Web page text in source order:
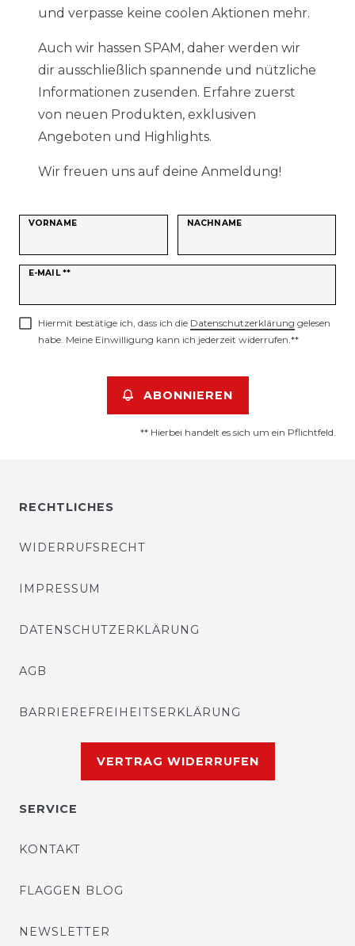
und verpasse keine coolen Aktionen mehr.
Auch wir hassen SPAM, daher werden wir
dir ausschließlich spannende und nützliche
Informationen zusenden. Erfahre zuerst
von neuen Produkten, exklusiven
Angeboten und Highlights.
Wir freuen uns auf deine Anmeldung!
VORNAME NACHNAME
E-MAIL **
Newsletter
Hiermit bestätige ich, dass ich die Daten­schutz­erklärung gelesen
habe. Meine Einwilligung kann ich jederzeit widerrufen.**
ABONNIEREN
** Hierbei handelt es sich um ein Pflichtfeld.
RECHTLICHES
WIDERRUFSRECHT
IMPRESSUM
DATENSCHUTZERKLÄRUNG
AGB
BARRIEREFREIHEITSERKLÄRUNG
VERTRAG WIDERRUFEN
SERVICE
KONTAKT
FLAGGEN BLOG
NEWSLETTER